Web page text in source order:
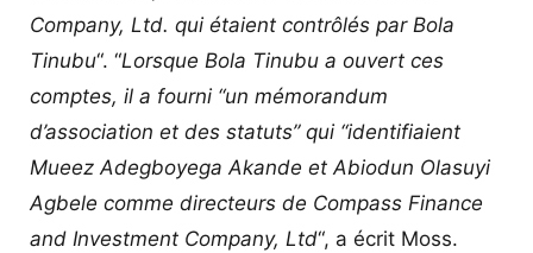
Company, Ltd. qui étaient contrôlés par Bola
Tinubu“. “Lorsque Bola Tinubu a ouvert ces
comptes, il a fourni “un mémorandum
d’association et des statuts” qui “identifiaient
Mueez Adegboyega Akande et Abiodun Olasuyi
Agbele comme directeurs de Compass Finance
and Investment Company, Ltd“, a écrit Moss.